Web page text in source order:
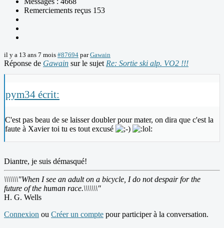
Remerciements reçus 153
il y a 13 ans 7 mois #87694 parGawain
Réponse de Gawain sur le sujet Re: Sortie ski alp. VO2 !!!
pym34 écrit:
C'est pas beau de se laisser doubler pour mater, on dira que c'est la
faute à Xavier toi tu es tout excusé
Diantre, je suis démasqué!
\\\\\\\"When I see an adult on a bicycle, I do not despair for the
future of the human race.\\\\\\\"
H. G. Wells
Connexion ou Créer un compte pour participer à la conversation.